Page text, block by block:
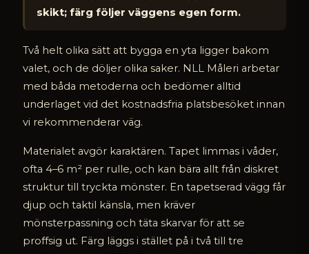
skikt; färg följer väggens egen form.
Två helt olika sätt att bygga en yta ligger bakom
valet, och de döljer olika saker. NLL Måleri arbetar
med båda metoderna och bedömer alltid
underlaget vid det kostnadsfria platsbesöket innan
vi rekommenderar väg.
Materialet avgör karaktären. Tapet limmas i våder,
ofta 4–6 m² per rulle, och kan bära allt från diskret
struktur till tryckta mönster. En tapetserad vägg får
djup och taktil känsla, men kräver
mönsterpassning och täta skarvar för att se
proffsig ut. Färg läggs i stället på i två till tre